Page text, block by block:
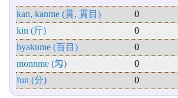
kan, kanme (貫, 貫目)
0
kin (斤)
0
hyakume (百目)
0
monnme (匁)
0
fun (分)
0